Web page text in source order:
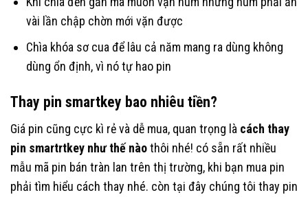
vài lần chập chờn mới vặn được
Chìa khóa sơ cua để lâu cả năm mang ra dùng không
dùng ổn định, vì nó tự hao pin
Thay pin smartkey bao nhiêu tiền?
Giá pin cũng cực kì rẻ và dễ mua, quan trọng là cách thay
pin smartrtkey như thế nàothôi nhé! có sẵn rất nhiều
mẫu mã pin bán tràn lan trên thị trường, khi bạn mua pin
phải tìm hiểu cách thay nhé. còn tại đây chúng tôi thay pin